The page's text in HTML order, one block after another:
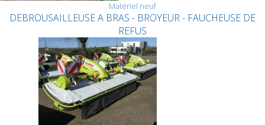
Matériel neuf
DEBROUSAILLEUSE A BRAS - BROYEUR - FAUCHEUSE DE
REFUS